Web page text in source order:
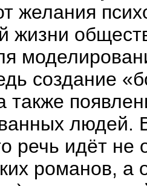
желания
жизни
создание
также
людей.
речь идёт не
романов, а